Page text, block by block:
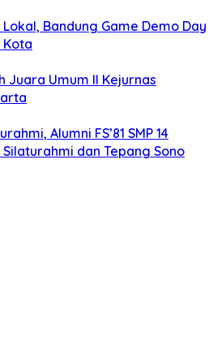
Bandung Game Demo Day
Kota
Juara Umum II Kejurnas
Alumni FS’81 SMP 14
dan Tepang Sono